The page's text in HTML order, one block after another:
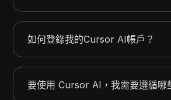
如何登錄我的Cursor AI帳戶？
要使用 Cursor AI，我需要遵循哪